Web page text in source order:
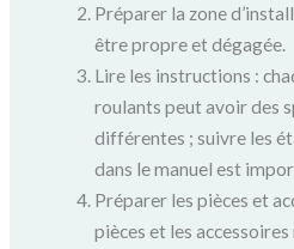
Préparer la zone
être propre et dégagée.
Lire les instructions :
roulants peut avoir des
différentes ; suivre les
dans le manuel est
Préparer les pièces et
pièces et les